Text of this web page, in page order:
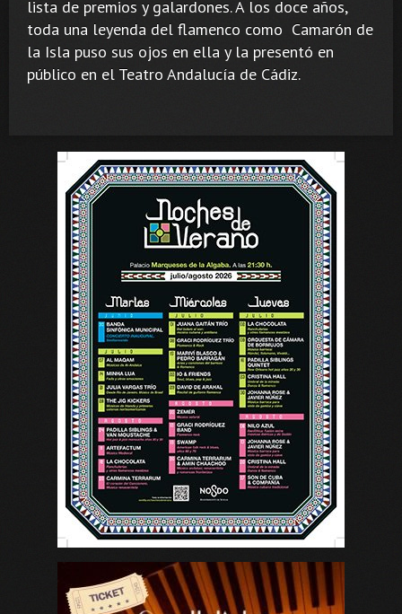
lista de premios y galardones. A los doce años,
toda una leyenda del flamenco como Camarón de
la Isla puso sus ojos en ella y la presentó en
público en el Teatro Andalucía de Cádiz.